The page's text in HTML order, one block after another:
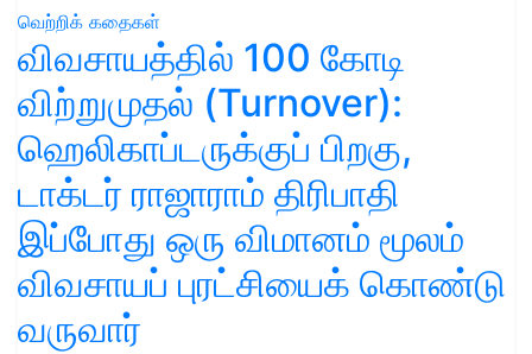
வெற்றிக் கதைகள்
விவசாயத்தில் 100 கோடி
விற்றுமுதல் (Turnover):
ஹெலிகாப்டருக்குப் பிறகு,
டாக்டர் ராஜாராம் திரிபாதி
இப்போது ஒரு விமானம் மூலம்
விவசாயப் புரட்சியைக் கொண்டு
வருவார்